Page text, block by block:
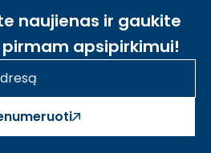
naujienas ir gaukite
pirmam apsipirkimui!